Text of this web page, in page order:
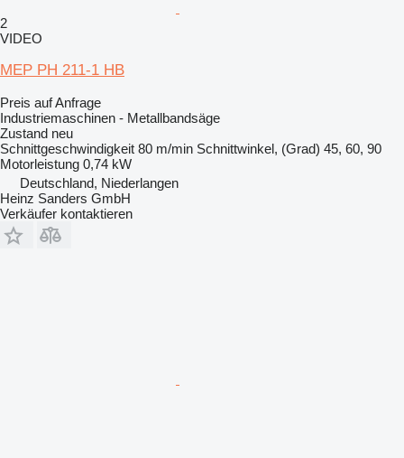
2
VIDEO
MEP PH 211-1 HB
Preis auf Anfrage
Industriemaschinen - Metallbandsäge
Zustand neu
Schnittgeschwindigkeit 80 m/min Schnittwinkel, (Grad) 45, 60, 90
Motorleistung 0,74 kW
Deutschland, Niederlangen
Heinz Sanders GmbH
Verkäufer kontaktieren